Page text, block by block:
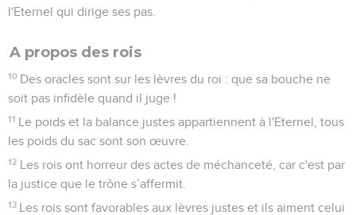
l'Eternel qui dirige ses pas.
A propos des rois
10 Des oracles sont sur les lèvres du roi : que sa bouche ne
soit pas infidèle quand il juge !
11 Le poids et la balance justes appartiennent à l'Eternel, tous
les poids du sac sont son œuvre.
12 Les rois ont horreur des actes de méchanceté, car c'est par
la justice que le trône s’affermit.
13 Les rois sont favorables aux lèvres justes et ils aiment celui